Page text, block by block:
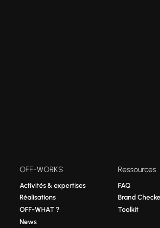
OFF-WORKS
Activités & expertises
Réalisations
OFF-WHAT ?
News
Ressources
FAQ
Brand
Toolkit